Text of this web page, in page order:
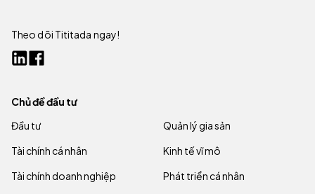
Theo dõi Tititada ngay!
Chủ đề đầu tư
Đầu tư
Quản lý gia sản
Tài chính cá nhân
Kinh tế vĩ mô
Tài chính doanh nghiệp
Phát triển cá nhân